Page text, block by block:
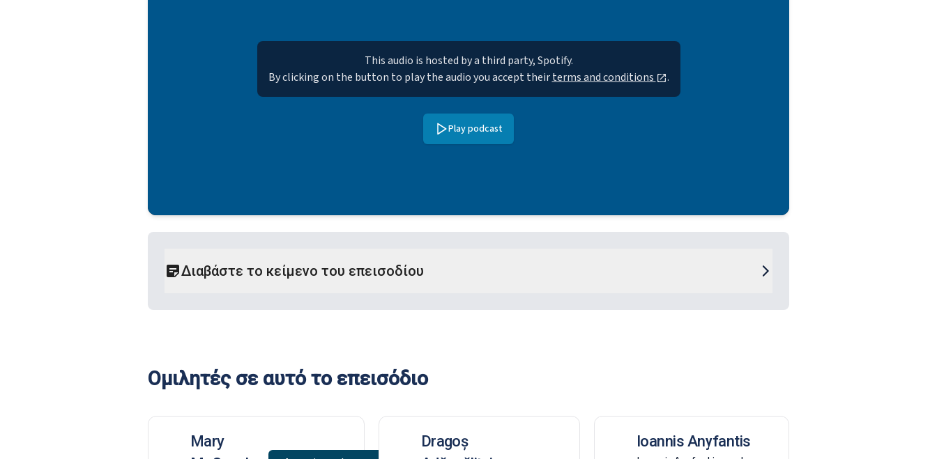
This audio is hosted by a third party, Spotify.
By clicking on the button to play the audio you accept their terms and conditions .
Play podcast
Διαβάστε το κείμενο του επεισοδίου
Ομιλητές σε αυτό το επεισόδιο
Mary
Dragoș
Ioannis Anyfantis